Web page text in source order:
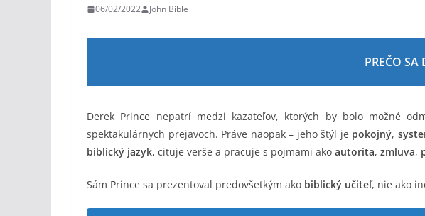
06/02/2022 John Bible
PREČO SA
Derek Prince nepatrí medzi kazateľov, ktorých by bolo možné
spektakulárnych prejavoch. Práve naopak – jeho štýl je pokojný,
biblický jazyk, cituje verše a pracuje s pojmami ako autorita, zmluva,
Sám Prince sa prezentoval predovšetkým ako biblický učiteľ, nie ako